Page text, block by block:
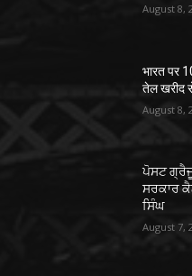
August 8,
भारत पर
तेल खरीद
August 8,
ਪੋਸਟ
ਸਰਕਾਰ
ਸਿੰਘ
August 7,